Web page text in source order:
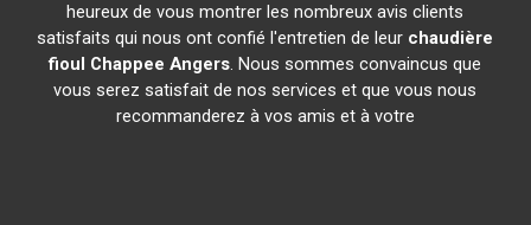
heureux de vous montrer les nombreux avis clients
satisfaits qui nous ont confié l'entretien de leur chaudière
fioul Chappee Angers. Nous sommes convaincus que
vous serez satisfait de nos services et que vous nous
recommanderez à vos amis et à votre